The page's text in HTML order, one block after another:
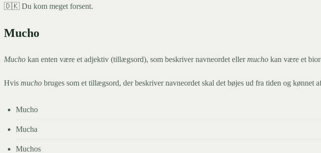
🇩🇰 Du kom meget forsent.
Mucho
Mucho kan enten være et adjektiv (tillægsord), som beskriver navneordet ellermucho kan være et
Hvis mucho bruges som et tillægsord, der beskriver navneordet skal det bøjes ud fra tiden og
Mucho
Mucha
Muchos